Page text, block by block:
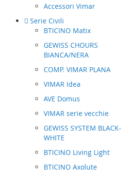
Accessori Vimar
Serie Civili
BTICINO Matix
GEWISS CHOURS
BIANCA/NERA
COMP. VIMAR PLANA
VIMAR Idea
AVE Domus
VIMAR serie vecchie
GEWISS SYSTEM BLACK-
WHITE
BTICINO Living Light
BTICINO Axolute